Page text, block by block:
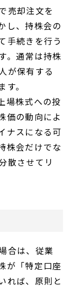
売却注文を
し、持株会の
手続きを行う
。通常は持株
が保有する
。
場株式への投
価の動向によ
ナスになる可
株会だけでな
散させてリ
合は、従業
が「特定口座
れば、原則と